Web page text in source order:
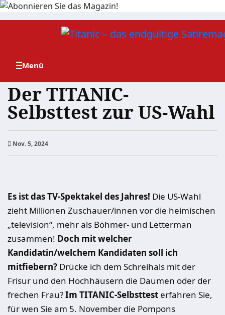
Zum
Der TITANIC-
Selbsttest zur US-Wahl
Nov. 5, 2024
Es ist das TV-Spektakel des Jahres! Die US-Wahl
zieht Millionen Zuschauer/innen vor die heimischen
„television“, mehr als Böhmer- und Letterman
zusammen! Doch mit welcher
Kandidatin/welchem Kandidaten soll ich
mitfiebern? Drücke ich dem Schreihals mit der
Frisur und den Hochhäusern die Daumen oder der
frechen Frau?Im TITANIC-Selbsttest erfahren Sie,
für wen Sie am 5. November die Pompons